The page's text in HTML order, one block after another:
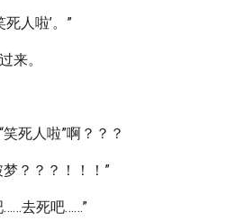
人啦’。”
来。
死人啦”啊？？？
？？？！！！”
……去死吧……”